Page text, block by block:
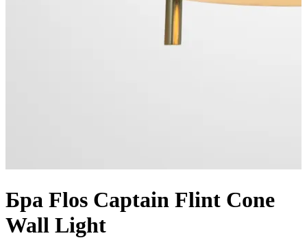
Бра Flos Captain Flint Cone
Wall Light